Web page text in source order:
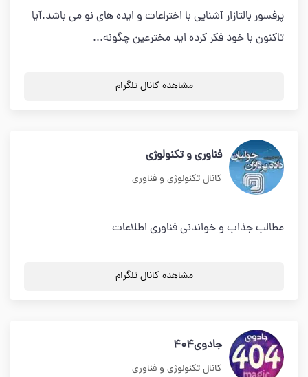
پرفسور بالتازار آشنایی با اختراعات و ایده های نو می باشد.آیا
تاکنون با خود فکر کرده اید مخترعین چگونه...
مشاهده کانال تلگرام
فناوری و تکنولوژی
کانال تکنولوژی و فناوری
مطالب جذاب و خواندنی فناوری اطلاعات
مشاهده کانال تلگرام
جادوی404
کانال تکنولوژی و فناوری